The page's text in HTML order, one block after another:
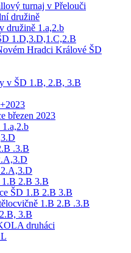
turnaj v Přelouči
družině
družině 1.a,2.b
1.D,3.D,1.C,2.B
Hradci Králové ŠD
v ŠD 1.B, 2.B, 3.B
březen 2023
1.a,2.b
.3.B
2.B 3.B
ŠD 1.B 2.B 3.B
1.B 2.B .3.B
3.B
druháci